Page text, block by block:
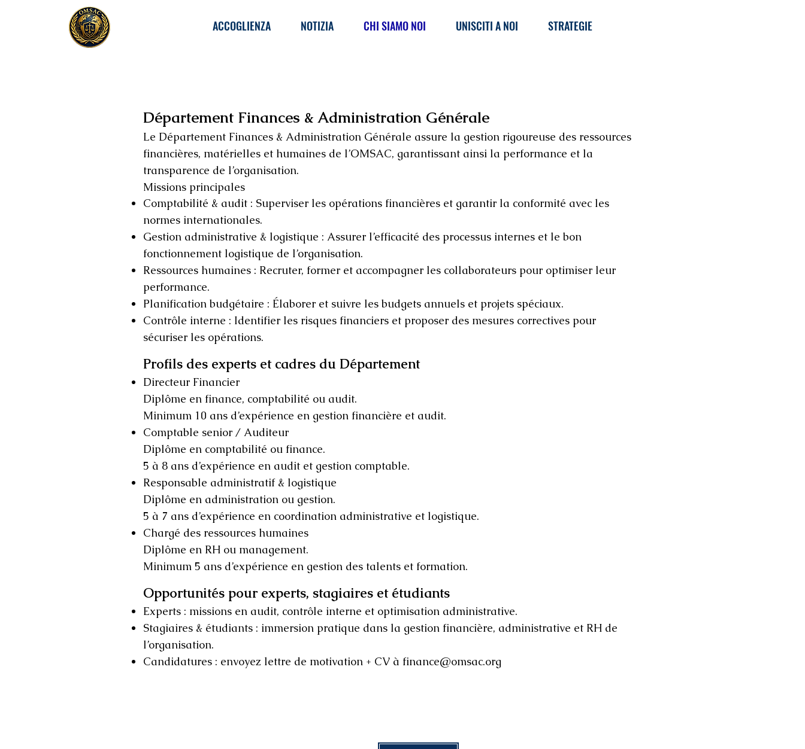
ACCOGLIENZA NOTIZIA CHI SIAMO NOI UNISCITI A NOI STRATEGIE
Département Finances & Administration Générale
Le Département Finances & Administration Générale assure la gestion rigoureuse des ressources
financières, matérielles et humaines de l’OMSAC, garantissant ainsi la performance et la
transparence de l’organisation.
Missions principales
Comptabilité & audit : Superviser les opérations financières et garantir la conformité avec les
normes internationales.
Gestion administrative & logistique : Assurer l’efficacité des processus internes et le bon
fonctionnement logistique de l’organisation.
Ressources humaines : Recruter, former et accompagner les collaborateurs pour optimiser leur
performance.
Planification budgétaire : Élaborer et suivre les budgets annuels et projets spéciaux.
Contrôle interne : Identifier les risques financiers et proposer des mesures correctives pour
sécuriser les opérations.
Profils des experts et cadres du Département
Directeur Financier
Diplôme en finance, comptabilité ou audit.
Minimum 10 ans d’expérience en gestion financière et audit.
Comptable senior / Auditeur
Diplôme en comptabilité ou finance.
5 à 8 ans d’expérience en audit et gestion comptable.
Responsable administratif & logistique
Diplôme en administration ou gestion.
5 à 7 ans d’expérience en coordination administrative et logistique.
Chargé des ressources humaines
Diplôme en RH ou management.
Minimum 5 ans d’expérience en gestion des talents et formation.
Opportunités pour experts, stagiaires et étudiants
Experts : missions en audit, contrôle interne et optimisation administrative.
Stagiaires & étudiants : immersion pratique dans la gestion financière, administrative et RH de
l’organisation.
Candidatures : envoyez lettre de motivation + CV à finance@omsac.org